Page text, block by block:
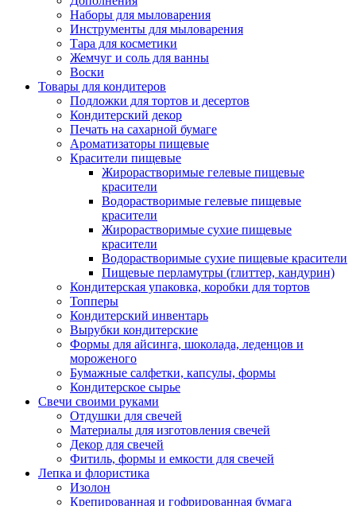
Наборы для мыловарения
Инструменты для мыловарения
Тара для косметики
Жемчуг и соль для ванны
Воски
Товары для кондитеров
Подложки для тортов и десертов
Кондитерский декор
Печать на сахарной бумаге
Ароматизаторы пищевые
Красители пищевые
Жирорастворимые гелевые пищевые
красители
Водорастворимые гелевые пищевые
красители
Жирорастворимые сухие пищевые
красители
Водорастворимые сухие пищевые красители
Пищевые перламутры (глиттер, кандурин)
Кондитерская упаковка, коробки для тортов
Топперы
Кондитерский инвентарь
Вырубки кондитерские
Формы для айсинга, шоколада, леденцов и
мороженого
Бумажные салфетки, капсулы, формы
Кондитерское сырье
Свечи своими руками
Отдушки для свечей
Материалы для изготовления свечей
Декор для свечей
Фитиль, формы и емкости для свечей
Лепка и флористика
Изолон
Крепированная и гофрированная бумага